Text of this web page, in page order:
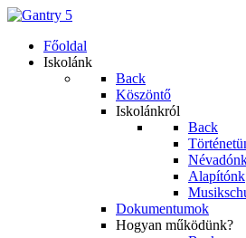
Főoldal
Iskolánk
Back
Köszöntő
Iskolánkról
Back
Alapítónk
Dokumentumok
Hogyan működünk?